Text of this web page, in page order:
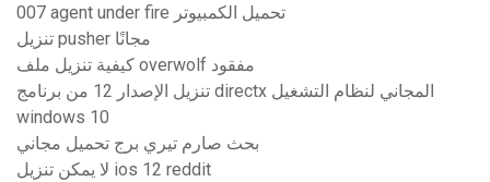
007 agent under fire تحميل الكمبيوتر
تنزيل pusher مجانًا
كيفية تنزيل ملف overwolf مفقود
تنزيل الإصدار 12 من برنامج directx المجاني لنظام التشغيل
windows 10
بحث صارم تيري برج تحميل مجاني
لا يمكن تنزيل ios 12 reddit